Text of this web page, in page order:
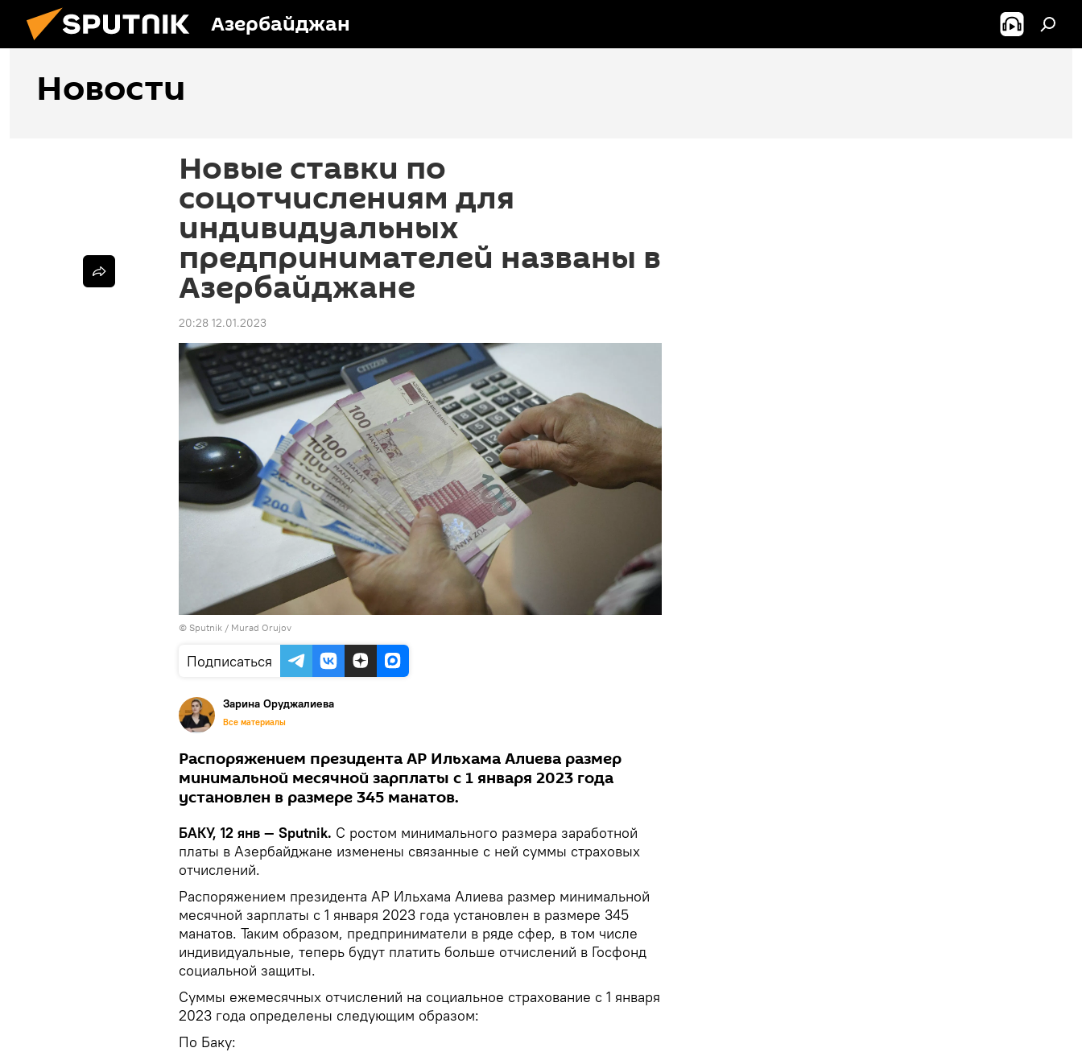
Азербайджан
Новости
Новые ставки по
соцотчислениям для
индивидуальных
предпринимателей названы в
Азербайджане
20:28 12.01.2023
© Sputnik / Murad Orujov
Подписаться
Зарина Оруджалиева
Все материалы
Распоряжением президента АР Ильхама Алиева размер
минимальной месячной зарплаты с 1 января 2023 года
установлен в размере 345 манатов.
БАКУ, 12 янв — Sputnik. С ростом минимального размера заработной
платы в Азербайджане изменены связанные с ней суммы страховых
отчислений.
Распоряжением президента АР Ильхама Алиева размер минимальной
месячной зарплаты с 1 января 2023 года установлен в размере 345
манатов. Таким образом, предприниматели в ряде сфер, в том числе
индивидуальные, теперь будут платить больше отчислений в Госфонд
социальной защиты.
Суммы ежемесячных отчислений на социальное страхование с 1 января
2023 года определены следующим образом:
По Баку: